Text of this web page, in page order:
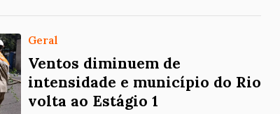
Geral
Ventos diminuem de
intensidade e município do Rio
volta ao Estágio 1